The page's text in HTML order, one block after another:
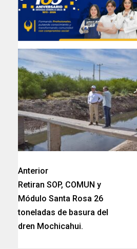
Anterior
Retiran SOP, COMUN y
Módulo Santa Rosa 26
toneladas de basura del
dren Mochicahui.